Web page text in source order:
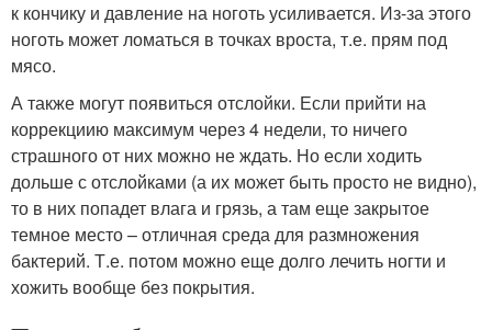
к кончику и давление на ноготь усиливается. Из-за этого
ноготь может ломаться в точках вроста, т.е. прям под
мясо.
А также могут появиться отслойки. Если прийти на
коррекциию максимум через 4 недели, то ничего
страшного от них можно не ждать. Но если ходить
дольше с отслойками (а их может быть просто не видно),
то в них попадет влага и грязь, а там еще закрытое
темное место – отличная среда для размножения
бактерий. Т.е. потом можно еще долго лечить ногти и
хожить вообще без покрытия.